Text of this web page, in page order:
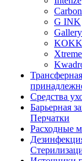
Carbon
G INK
Средства
Барьерная
Перчатки
Расходные